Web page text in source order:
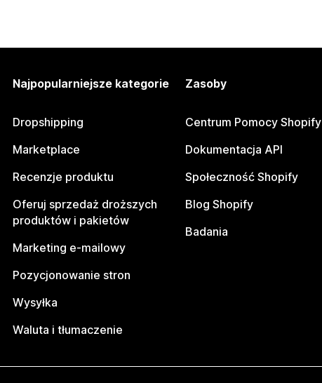
Najpopularniejsze kategorie
Dropshipping
Marketplace
Recenzje produktu
Oferuj sprzedaż droższych
produktów i pakietów
Marketing e-mailowy
Pozycjonowanie stron
Wysyłka
Waluta i tłumaczenie
Zasoby
Centrum Pomocy Shopify
Dokumentacja API
Społeczność Shopify
Blog Shopify
Badania